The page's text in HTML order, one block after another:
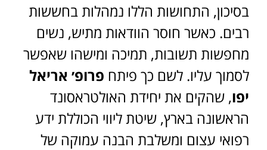
בסיכון, התחושות הללו נמהלות בחששות
רבים. כאשר חוסר הוודאות מתיש, נשים
מחפשות תשובות, תמיכה ומישהו שאפשר
לסמוך עליו. לשם כך פיתח פרופ׳ אריאל
יפו, שהקים את יחידת האולטראסונד
הראשונה בארץ, שיטת ליווי הכוללת ידע
רפואי עצום ומשלבת הבנה עמוקה של